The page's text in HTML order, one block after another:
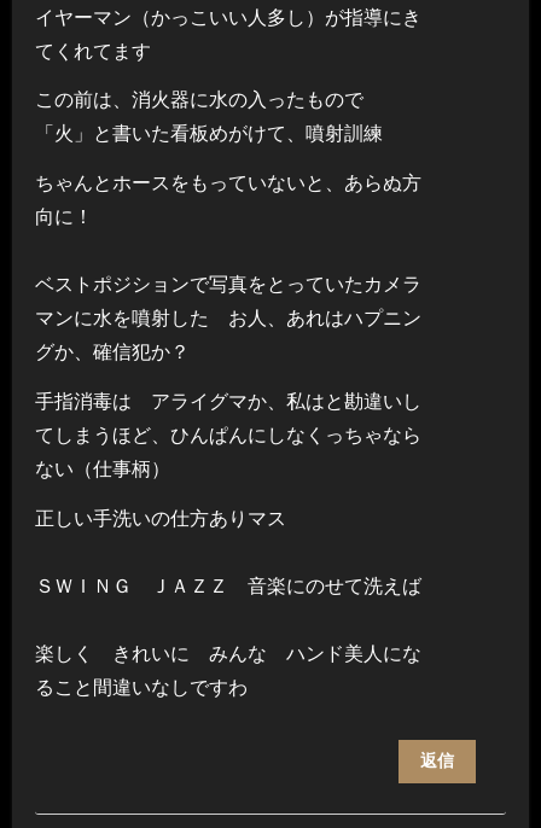
イヤーマン（かっこいい人多し）が指導にき
てくれてます
この前は、消火器に水の入ったもので
「火」と書いた看板めがけて、噴射訓練
ちゃんとホースをもっていないと、あらぬ方
向に！
ベストポジションで写真をとっていたカメラ
マンに水を噴射した お人、あれはハプニン
グか、確信犯か？
手指消毒は アライグマか、私はと勘違いし
てしまうほど、ひんぱんにしなくっちゃなら
ない（仕事柄）
正しい手洗いの仕方ありマス
ＳＷＩＮＧ ＪＡＺＺ 音楽にのせて洗えば
楽しく きれいに みんな ハンド美人にな
ること間違いなしですわ
返信